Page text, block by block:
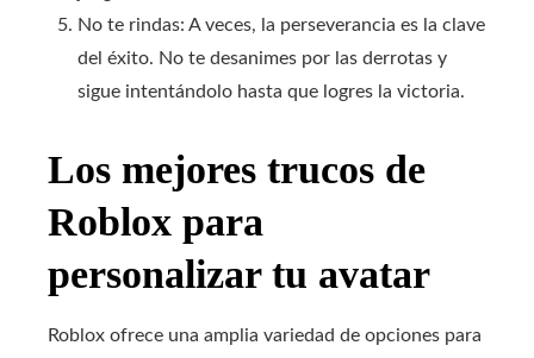
No te rindas: A veces, la perseverancia es la clave
del éxito. No te desanimes por las derrotas y
sigue intentándolo hasta que logres la victoria.
Los mejores trucos de
Roblox para
personalizar tu avatar
Roblox ofrece una amplia variedad de opciones para